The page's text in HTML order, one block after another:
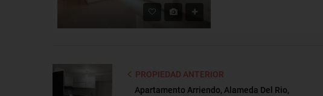
PROPIEDAD ANTERIOR
Apartamento Arriendo, Alameda Del Rio,